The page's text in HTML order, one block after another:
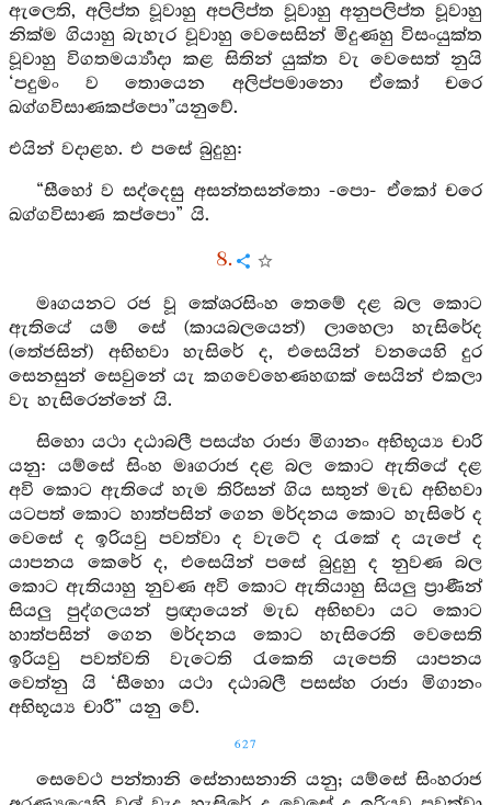
ඇලෙති, අලිප්ත වූවාහු අපලිප්ත වූවාහු අනුපලිප්ත වූවාහු
නික්ම ගියාහු බැහැර වූවාහු වෙසෙසින් මිදුණහු විසංයුක්ත
වූවාහු විගතමර්‍ය්‍යාදා කළ සිතින් යුක්ත වැ වෙසෙත් නුයි
‘පදුමං ව තොයෙන අලිප්පමානො ඒකෝ චරෙ
ඛග්ගවිසාණකප්පො”යනුවේ.
එයින් වදාළහ. එ පසේ බුදුහු:
“සීහෝ ව සද්දෙසු අසන්තසන්තො -පො- ඒකෝ චරෙ
ඛග්ගවිසාණ කප්පො” යි.
8.
මෘගයනට රජ වූ කේශරසිංහ තෙමේ දළ බල කොට
ඇතියේ යම් සේ (කායබලයෙන්) ලාහෙලා හැසිරේද
(තේජසින්) අභිභවා හැසිරේ ද, එසෙයින් වනයෙහි දුර
සෙනසුන් සෙවුනේ යැ කගවෙහෙණහඟක් සෙයින් එකලා
වැ හැසිරෙන්නේ යි.
සිහො යථා දඨාබලී පසය්හ රාජා මිගානං අභිභූය්‍ය චාරි
යනු: යම්සේ සිංහ මෘගරාජ දළ බල කොට ඇතියේ දළ
අවි කොට ඇතියේ හැම තිරිසන් ගිය සතුන් මැඩ අභිභවා
යටපත් කොට හාත්පසින් ගෙන මර්දනය කොට හැසිරේ ද
වෙසේ ද ඉරියවු පවත්වා ද වැටේ ද රැකේ ද යැපේ ද
යාපනය කෙරේ ද, එසෙයින් පසේ බුදුහු ද නුවණ බල
කොට ඇතියාහු නුවණ අවි කොට ඇතියාහු සියලු ප්‍රාණීන්
සියලු පුද්ගලයන් ප්‍රඥායෙන් මැඩ අභිභවා යට කොට
හාත්පසින් ගෙන මර්දනය කොට හැසිරෙති වෙසෙති
ඉරියවු පවත්වති වැටෙති රැකෙති යැපෙති යාපනය
වෙත්නු යි ‘සීහො යථා දඨාබලී පසස්හ රාජා මිගානං
අභිභූය්‍ය චාරී” යනු වේ.
627
සෙවෙථ පන්තානි සේනාසනානි යනු; යම්සේ සිංහරාජ